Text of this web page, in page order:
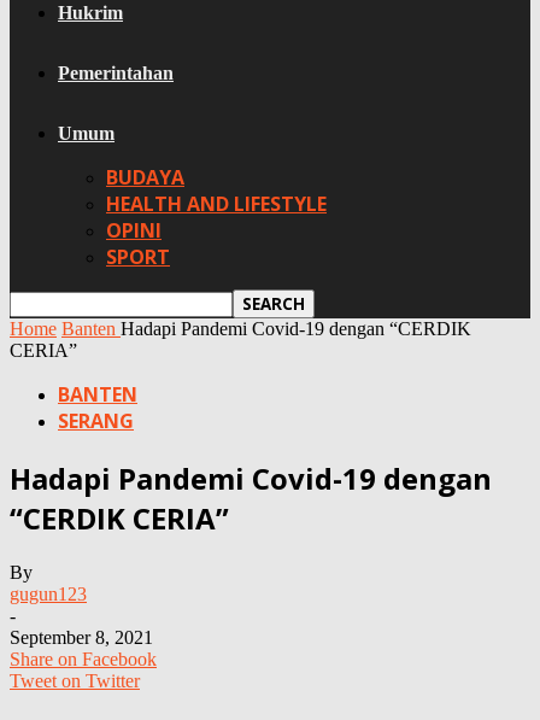
Hukrim
Pemerintahan
Umum
BUDAYA
HEALTH AND LIFESTYLE
OPINI
SPORT
Home Banten Hadapi Pandemi Covid-19 dengan “CERDIK
CERIA”
BANTEN
SERANG
Hadapi Pandemi Covid-19 dengan
“CERDIK CERIA”
By
gugun123
-
September 8, 2021
Share on Facebook
Tweet on Twitter